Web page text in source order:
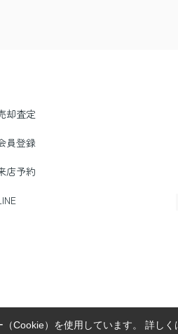
却査定
員登録
店予約
Cookie）を使用しています。 詳しく